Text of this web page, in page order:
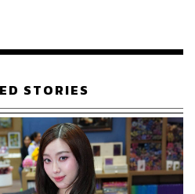
งทิศทางในทศวรรษถัดไปว่า
น แต่ไม่ได้ระบุชัดเจนถึงจำนวน
ะเข้าไปยังบางจังหวัดที่ยังไม่มี
ะหว่างการเปิดในศูนย์การค้า
STORIES